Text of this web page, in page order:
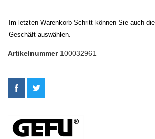
Im letzten Warenkorb-Schritt können Sie auch
Geschäft auswählen.
Artikelnummer100032961